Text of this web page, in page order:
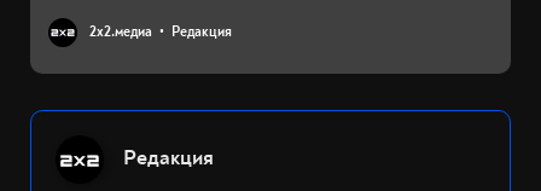
2х2.медиа Редакция
Редакция